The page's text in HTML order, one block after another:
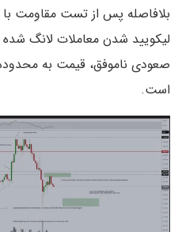
بلافاصله پس از تست مقاومت
لیکویید شدن معاملات لانگ
صعودی ناموفق، قیمت به
است.